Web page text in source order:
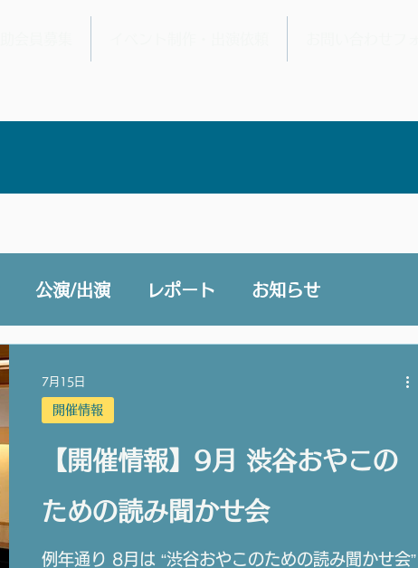
公演/出演 レポート お知らせ
賛助会員
【開催情報】9月 渋谷おやこの
ための読み聞かせ会
例年通り 8月は “渋谷おやこのための読み聞かせ会”
開催情報
7月15日